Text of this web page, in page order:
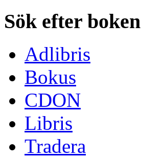
Sök efter boken
Adlibris
Bokus
CDON
Libris
Tradera